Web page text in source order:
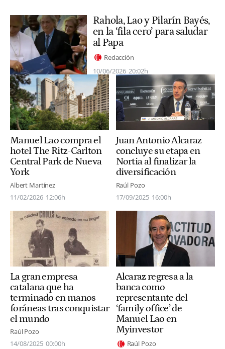
Rahola, Lao y Pilarín Bayés,
en la ‘fila cero’ para saludar
al Papa
Redacción
10/06/2026 20:02h
Manuel Lao compra el
hotel The Ritz-Carlton
Central Park de Nueva
York
Albert Martínez
11/02/2026 12:06h
Juan Antonio Alcaraz
concluye su etapa en
Nortia al finalizar la
diversificación
Raúl Pozo
17/09/2025 16:00h
La gran empresa
catalana que ha
terminado en manos
foráneas tras conquistar
el mundo
Raúl Pozo
14/08/2025 00:00h
Alcaraz regresa a la
banca como
representante del
‘family office’ de
Manuel Lao en
Myinvestor
Raúl Pozo